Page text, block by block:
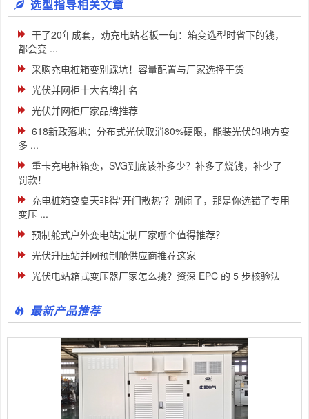
选型指导相关文章
干了20年成套，劝充电站老板一句：箱变选型时省下的钱，
都会变 ...
采购充电桩箱变别踩坑！容量配置与厂家选择干货
光伏并网柜十大名牌排名
光伏并网柜厂家品牌推荐
618新政落地：分布式光伏取消80%硬限，能装光伏的地方变
多 ...
重卡充电桩箱变，SVG到底该补多少？补多了烧钱，补少了
罚款！
充电桩箱变夏天非得“开门散热”？别闹了，那是你选错了专用
变压 ...
预制舱式户外变电站定制厂家哪个值得推荐？
光伏升压站并网预制舱供应商推荐这家
光伏电站箱式变压器厂家怎么挑？资深 EPC 的 5 步核验法
最新产品推荐